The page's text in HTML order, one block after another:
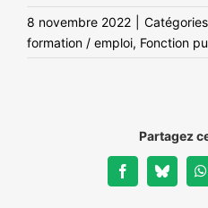
8 novembre 2022
formation / emploi, Fonction
Partagez
FacebookBluesky